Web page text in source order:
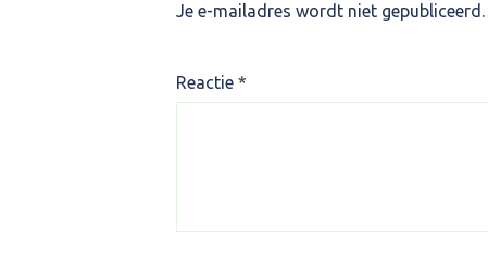
Je e-mailadres wordt niet gepubliceerd.
Reactie *